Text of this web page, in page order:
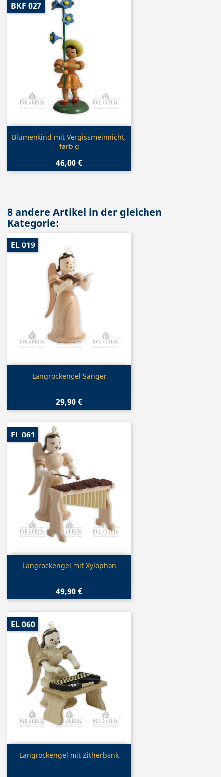
Vorschau
Blumenkind mit Vergissmeinnicht,
farbig
46,00 €
BKF 027
8 andere Artikel in der gleichen
Kategorie:
Vorschau
Langrockengel Sänger
29,90 €
EL 019
Vorschau
Langrockengel mit Xylophon
49,90 €
EL 061
Vorschau
Langrockengel mit Zitherbank
EL 060